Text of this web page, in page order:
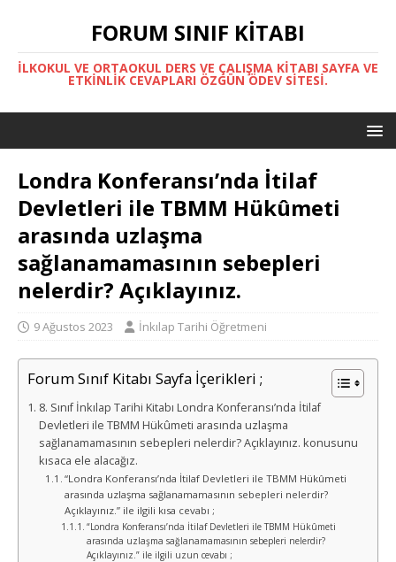
FORUM SINIF KITABI
İLKOKUL VE ORTAOKUL DERS VE ÇALIŞMA KITABI SAYFA VE
ETKINLIK CEVAPLARI ÖZGÜN ÖDEV SITESI.
Londra Konferansı’nda İtilaf
Devletleri ile TBMM Hükûmeti
arasında uzlaşma
sağlanamamasının sebepleri
nelerdir? Açıklayınız.
9 Ağustos 2023 İnkılap Tarihi Öğretmeni
Forum Sınıf Kitabı Sayfa İçerikleri ;
8. Sınıf İnkılap Tarihi Kitabı Londra Konferansı’nda İtilaf
Devletleri ile TBMM Hükûmeti arasında uzlaşma
sağlanamamasının sebepleri nelerdir? Açıklayınız. konusunu
kısaca ele alacağız.
“Londra Konferansı’nda İtilaf Devletleri ile TBMM Hükûmeti
arasında uzlaşma sağlanamamasının sebepleri nelerdir?
Açıklayınız.” ile ilgili kısa cevabı ;
“Londra Konferansı’nda İtilaf Devletleri ile TBMM Hükûmeti
arasında uzlaşma sağlanamamasının sebepleri nelerdir?
Açıklayınız.” ile ilgili uzun cevabı ;